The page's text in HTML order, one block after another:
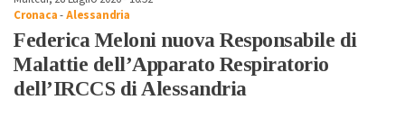
Cronaca-Alessandria
Federica Meloni nuova Responsabile di
Malattie dell’Apparato Respiratorio
dell’IRCCS di Alessandria